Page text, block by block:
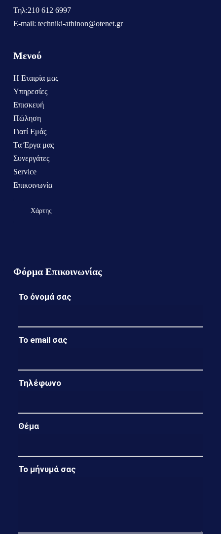
Τηλ:210 612 6997
E-mail: techniki-athinon@otenet.gr
Μενού
Η Εταιρία μας
Υπηρεσίες
Επισκευή
Πώληση
Γιατί Εμάς
Τα Έργα μας
Συνεργάτες
Service
Επικοινωνία
Χάρτης
Φόρμα Επικοινωνίας
Το όνομά σας
Το email σας
Τηλέφωνο
Θέμα
Το μήνυμά σας